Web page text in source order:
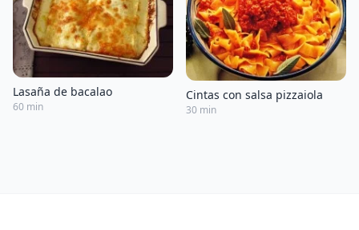
Lasaña de bacalao
60 min
Cintas con salsa pizzaiola
30 min